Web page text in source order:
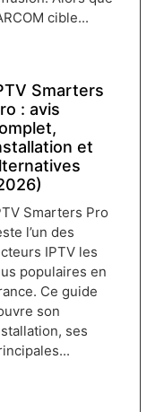
cible...
Smarters
: avis
et
Smarters Pro
l’un des
IPTV les
populaires en
Ce guide
son
ses